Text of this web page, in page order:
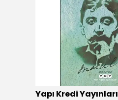
Yapı Kredi Yayınları